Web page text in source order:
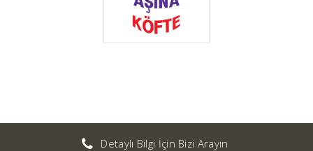
Detaylı Bilgi İçin Bizi Arayın